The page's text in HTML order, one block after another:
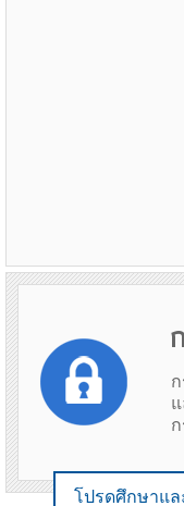
โปรดศึกษาแ
โปรดศึกษาแ